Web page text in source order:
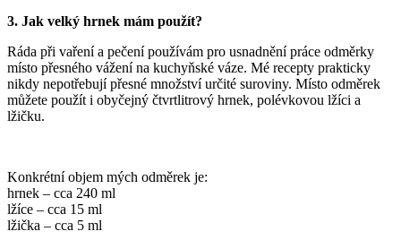
3. Jak velký hrnek mám použít?
Ráda při vaření a pečení používám pro usnadnění práce odměrky
místo přesného vážení na kuchyňské váze. Mé recepty prakticky
nikdy nepotřebují přesné množství určité suroviny. Místo odměrek
můžete použít i obyčejný čtvrtlitrový hrnek, polévkovou lžíci a
lžičku.
Konkrétní objem mých odměrek je:
hrnek – cca 240 ml
lžíce – cca 15 ml
lžička – cca 5 ml